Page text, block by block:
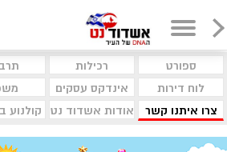
ספורט רכילות
לוח דירות
אינדקס עסקים
צרו איתנו קשר
אודות אשדוד נט קולנוע